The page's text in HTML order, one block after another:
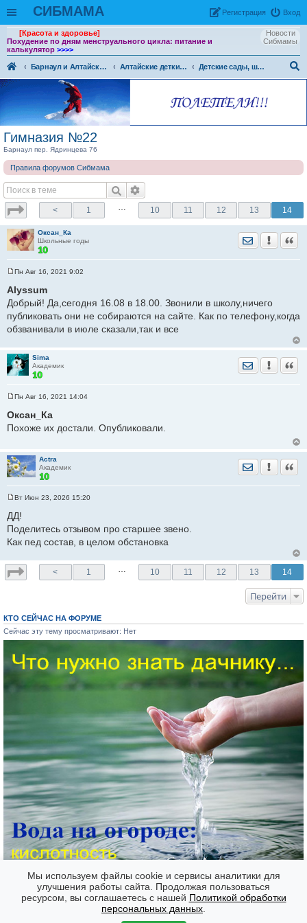
СИБМАМА Вход
Рeгиcтpaция
Новости
Сибмамы
[Красота и здоровье]
Похудение по дням менструального цикла: питание и
калькулятор >>>>
Барнаул и Алтайский край Алтайские детки - все о воспитании детей в Барнауле и Алтайском крае
Детские сады, школы, вузы, ссузы Барнаула и Алтайского края
Гимназия №22
Барнаул пер. Ядринцева 76
Правила форумов Сибмама
< 1 … 10 11 12 13 14
Оксан_Ка
Школьные годы
Отправить
о
о
б
щ
е
н
Пн Авг 16, 2021 9:02
Alyssum
Добрый! Да,сегодня 16.08 в 18.00. Звонили в школу,ничего
публиковать они не собираются на сайте. Как по телефону,когда
обзванивали в июле сказали,так и все
Sima
Академик
Отправить
о
б
н
и
е
Пн Авг 16, 2021 14:04
Оксан_Ка
Похоже их достали. Опубликовали.
Actra
Академик
Отправить
о
о
б
е
и
е
Вт Июн 23, 2026 15:20
ДД!
Поделитесь отзывом про старшее звено.
Как пед состав, в целом обстановка
< 1 … 10 11 12 13 14
Перейти
КТО СЕЙЧАС НА ФОРУМЕ
Сейчас эту тему просматривают: Нет
Часовой пояс: GMT + 7
Мы используем файлы cookie и сервисы аналитики для
улучшения работы сайта. Продолжая пользоваться
ресурсом, вы соглашаетесь с нашей Политикой обработки
персональных данных